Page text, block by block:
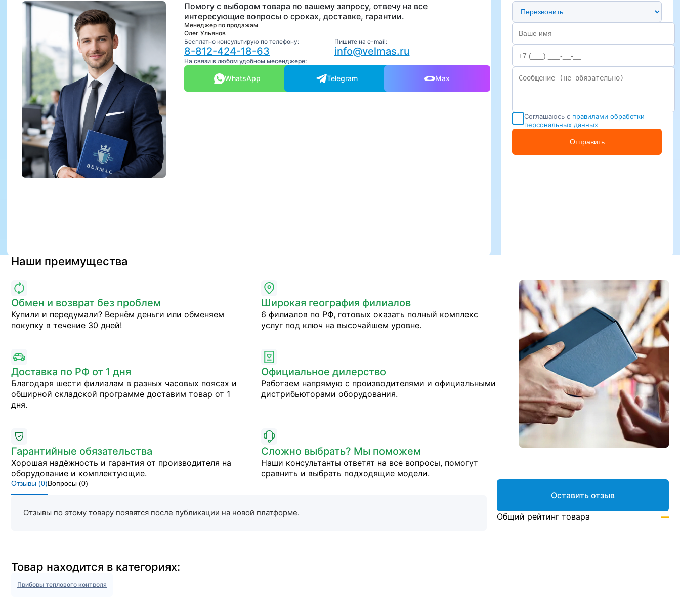
Помогу с выбором товара по вашему запросу, отвечу на все
интересующие вопросы о сроках, доставке, гарантии.
Менеджер по продажам
Олег Ульянов
Бесплатно консультирую по телефону:
8-812-424-18-63
Пишите на e-mail:
info@velmas.ru
На связи в любом удобном месенджере:
WhatsApp Telegram Max
Предпочтительный способ связи
Соглашаюсь с правилами обработки
персональных данных
Отправить
Наши преимущества
Обмен и возврат без проблем
Купили и передумали? Вернём деньги или обменяем
покупку в течение 30 дней!
Широкая география филиалов
6 филиалов по РФ, готовых оказать полный комплекс
услуг под ключ на высочайшем уровне.
Доставка по РФ от 1 дня
Благодаря шести филиалам в разных часовых поясах и
обширной складской программе доставим товар от 1
дня.
Официальное дилерство
Работаем напрямую с производителями и официальными
дистрибьюторами оборудования.
Гарантийные обязательства
Хорошая надёжность и гарантия от производителя на
оборудование и комплектующие.
Сложно выбрать? Мы поможем
Наши консультанты ответят на все вопросы, помогут
сравнить и выбрать подходящие модели.
Отзывы (0)Вопросы (0)
Отзывы по этому товару появятся после публикации на новой платформе.
Оставить отзыв
Общий рейтинг товара —
Товар находится в категориях:
Приборы теплового контроля